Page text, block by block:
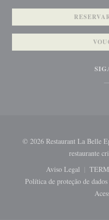
© 2026 Restaurant La Belle
restaurante
Aviso Legal
((abre numa
Política de proteção de dados
((abre